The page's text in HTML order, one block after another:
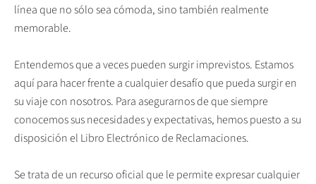
línea que no sólo sea cómoda, sino también realmente
memorable.
Entendemos que a veces pueden surgir imprevistos. Estamos
aquí para hacer frente a cualquier desafío que pueda surgir en
su viaje con nosotros. Para asegurarnos de que siempre
conocemos sus necesidades y expectativas, hemos puesto a su
disposición el Libro Electrónico de Reclamaciones.
Se trata de un recurso oficial que le permite expresar cualquier